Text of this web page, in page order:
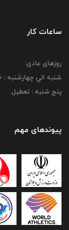
ساعات کار
روزهای عادی:
شنبه الي چهارشنبه : 00: 8 لغايت 16:00
پنج شنبه : تعطیل
پیوندهای مهم